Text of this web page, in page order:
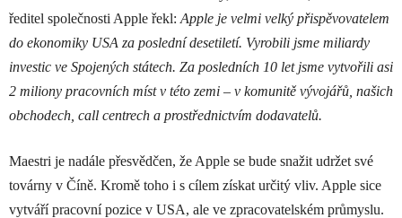
ředitel společnosti Apple řekl: Apple je velmi velký přispěvovatelem
do ekonomiky USA za poslední desetiletí. Vyrobili jsme miliardy
investic ve Spojených státech. Za posledních 10 let jsme vytvořili asi
2 miliony pracovních míst v této zemi – v komunitě vývojářů, našich
obchodech, call centrech a prostřednictvím dodavatelů.
Maestri je nadále přesvědčen, že Apple se bude snažit udržet své
továrny v Číně. Kromě toho i s cílem získat určitý vliv. Apple sice
vytváří pracovní pozice v USA, ale ve zpracovatelském průmyslu.